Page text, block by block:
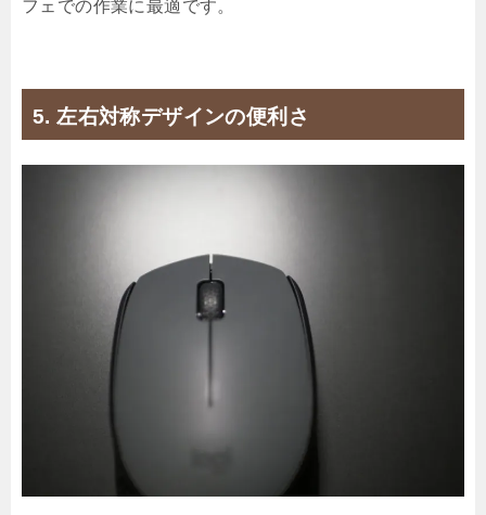
フェでの作業に最適です。
5. 左右対称デザインの便利さ